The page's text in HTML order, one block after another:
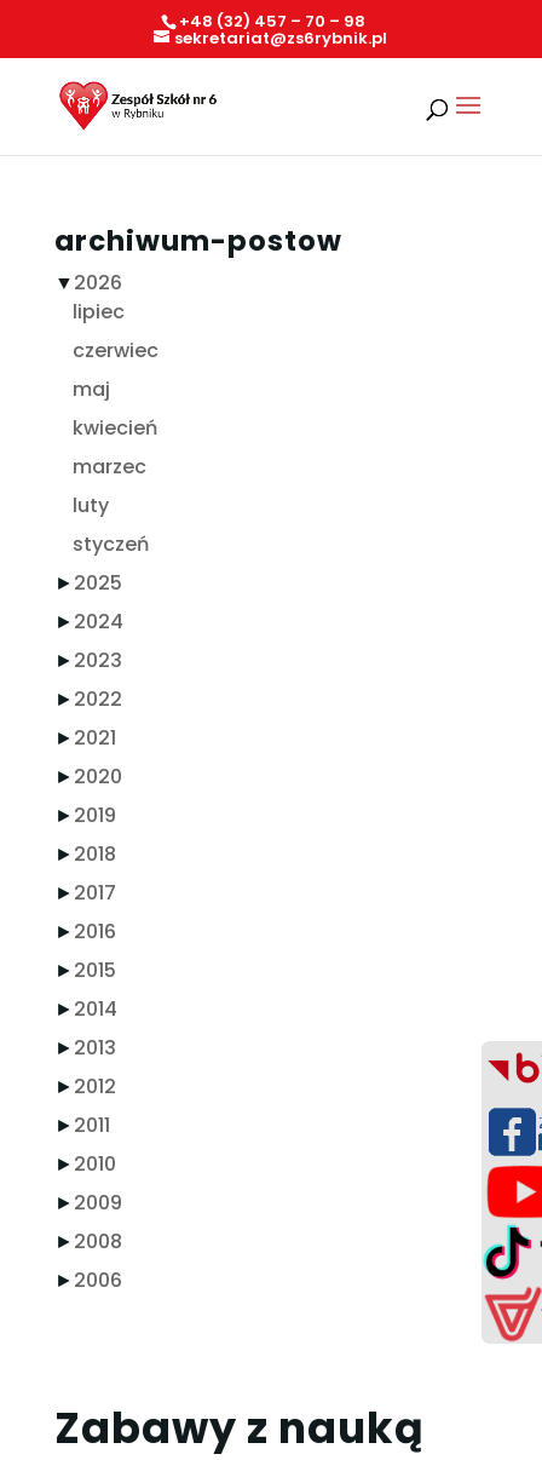
+48 (32) 457 – 70 – 98
sekretariat@zs6rybnik.pl
archiwum-postow
▼2026
lipiec
czerwiec
maj
kwiecień
marzec
luty
styczeń
►2025
►2024
►2023
►2022
►2021
►2020
►2019
►2018
►2017
►2016
►2015
►2014
►2013
►2012
►2011
►2010
►2009
►2008
►2006
Zabawy z nauką